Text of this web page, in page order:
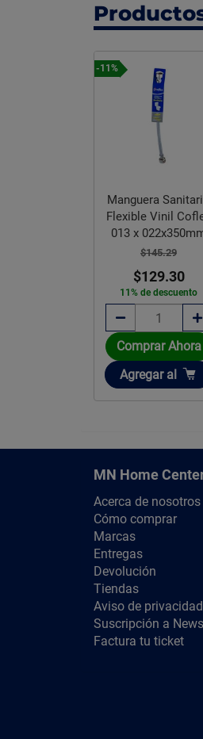
-11%
Manguera
Flexible Vinil
013 x
$145.29
$129.30
11% de descuento
Comprar Ahora
Añadir
Agregar al
MN Home
Acerca de nosotros
Cómo comprar
Marcas
Entregas
Devolución
Tiendas
Aviso de privacidad
Suscripción a
Factura tu ticket